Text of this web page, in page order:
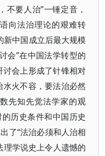
不要人治”一锤定音，
向法治理论的艰难转
中国成立后最大规模
会”在中国法学转型的
会上形成了针锋相对
火不容，要法治必然
先知先觉法学家的观
历史条件和中国历史
了“法治必须和人治相
理学说史上令人遗憾的